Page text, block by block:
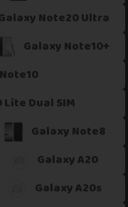
Note20 Ultra
Galaxy Note10+
Dual SIM
Galaxy Note8
Galaxy A20
Galaxy A20s